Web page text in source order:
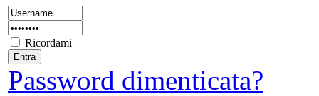
Ricordami
Password dimenticata?